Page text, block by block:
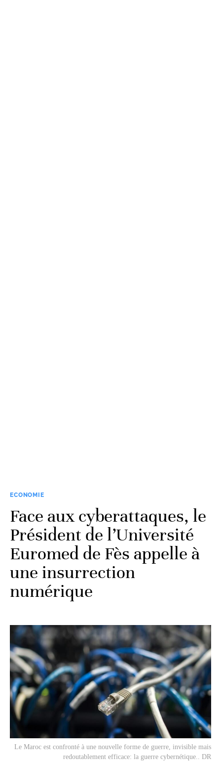
ECONOMIE
Face aux cyberattaques, le
Président de l’Université
Euromed de Fès appelle à
une insurrection
numérique
Le Maroc est confronté à une nouvelle forme de guerre, invisible mais
redoutablement efficace: la guerre cybernétique.. DR